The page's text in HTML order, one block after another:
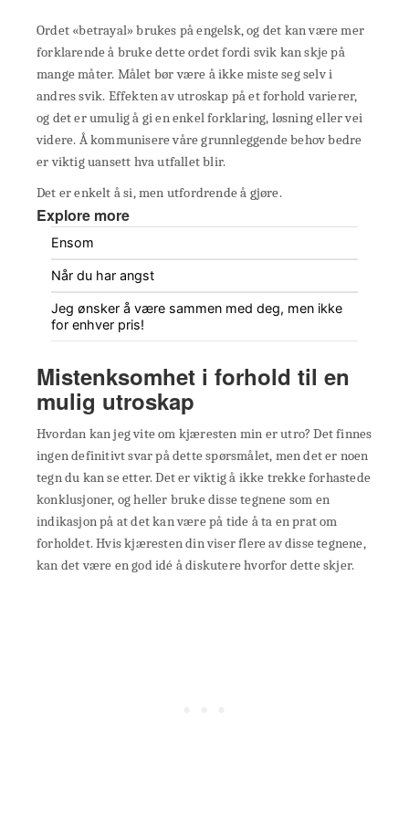
Ordet «betrayal» brukes på engelsk, og det kan være mer
forklarende å bruke dette ordet fordi svik kan skje på
mange måter. Målet bør være å ikke miste seg selv i
andres svik. Effekten av utroskap på et forhold varierer,
og det er umulig å gi en enkel forklaring, løsning eller vei
videre. Å kommunisere våre grunnleggende behov bedre
er viktig uansett hva utfallet blir.
Det er enkelt å si, men utfordrende å gjøre.
Explore more
Ensom
Når du har angst
Jeg ønsker å være sammen med deg, men ikke
for enhver pris!
Mistenksomhet i forhold til en
mulig utroskap
Hvordan kan jeg vite om kjæresten min er utro? Det finnes
ingen definitivt svar på dette spørsmålet, men det er noen
tegn du kan se etter. Det er viktig å ikke trekke forhastede
konklusjoner, og heller bruke disse tegnene som en
indikasjon på at det kan være på tide å ta en prat om
forholdet. Hvis kjæresten din viser flere av disse tegnene,
kan det være en god idé å diskutere hvorfor dette skjer.